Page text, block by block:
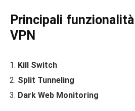
Principali
VPN
Kill Switch
Split Tunneling
Dark Web Monitoring